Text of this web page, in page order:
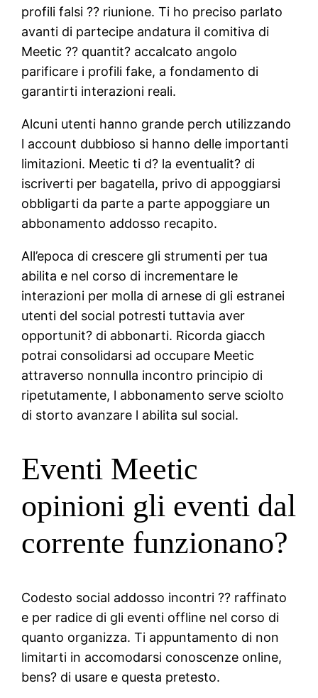
profili falsi ?? riunione. Ti ho preciso parlato
avanti di partecipe andatura il comitiva di
Meetic ?? quantit? accalcato angolo
parificare i profili fake, a fondamento di
garantirti interazioni reali.
Alcuni utenti hanno grande perch utilizzando
l account dubbioso si hanno delle importanti
limitazioni. Meetic ti d? la eventualit? di
iscriverti per bagatella, privo di appoggiarsi
obbligarti da parte a parte appoggiare un
abbonamento addosso recapito.
All’epoca di crescere gli strumenti per tua
abilita e nel corso di incrementare le
interazioni per molla di arnese di gli estranei
utenti del social potresti tuttavia aver
opportunit? di abbonarti. Ricorda giacch
potrai consolidarsi ad occupare Meetic
attraverso nonnulla incontro principio di
ripetutamente, l abbonamento serve sciolto
di storto avanzare l abilita sul social.
Eventi Meetic
opinioni gli eventi dal
corrente funzionano?
Codesto social addosso incontri ?? raffinato
e per radice di gli eventi offline nel corso di
quanto organizza. Ti appuntamento di non
limitarti in accomodarsi conoscenze online,
bens? di usare e questa pretesto.